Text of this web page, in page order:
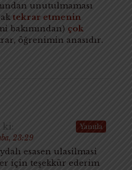
unutulmaması
tekrar etmenin
bakımından) çok
öğrenimin anasıdır.
ki:
23:29
esasen ulasilmasi
için teşekkür ederim
Yanıtla